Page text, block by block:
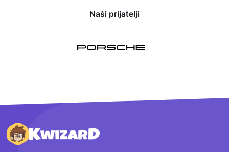
Naši prijatelji